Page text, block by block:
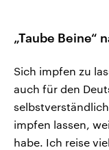
„Taube Beine“
Sich impfen zu
auch für den
impfen lassen,
habe. Ich reise